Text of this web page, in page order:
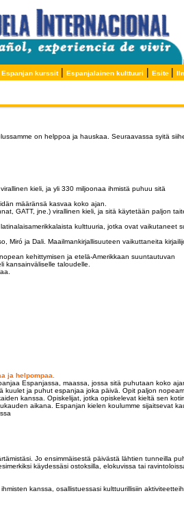
Espanjan kurssit| Espanjalainen kulttuuri | Esite |
on helppoa ja hauskaa. Seuraavassa syitä
kieli, ja yli 330 miljoonaa ihmistä puhuu sitä
määränsä kasvaa koko ajan.
GATT, jne.) virallinen kieli, ja sitä käytetään paljon
kulttuuria, jotka ovat vaikutaneet
Miró ja Dali. Maailmankirjallisuuteen vaikuttaneita
kehittymisen ja etelä-Amerikkaan suuntautuvan
kansainväliselle taloudelle.
ja helpompaa.
Espanjassa, maassa, jossa sitä puhutaan koko
kuulet ja puhut espanjaa joka päivä. Opit paljon
kanssa. Opiskelijat, jotka opiskelevat kieltä sen
aikana. Espanjan kielen koulumme sijaitsevat
Jo ensimmäisestä päivästä lähtien tunneilla
käydessäsi ostoksilla, elokuvissa tai
kanssa, osallistuessasi kulttuurillisiin